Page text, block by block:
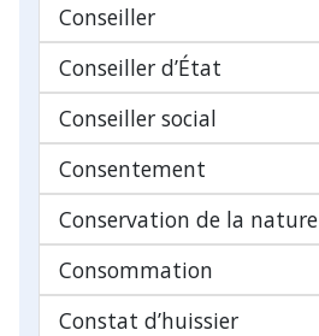
Conseiller
Conseiller d’État
Conseiller social
Consentement
Conservation de la nature
Consommation
Constat d’huissier